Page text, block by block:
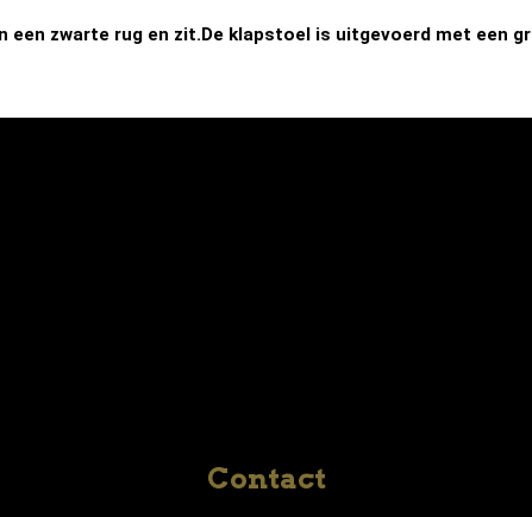
zwarte rug en zit.De klapstoel is uitgevoerd met een
Contact